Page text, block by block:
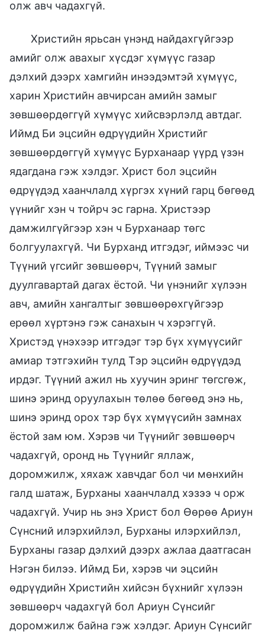
олж авч чадахгүй.
Христийн ярьсан үнэнд найдахгүйгээр
амийг олж авахыг хүсдэг хүмүүс газар
дэлхий дээрх хамгийн инээдэмтэй хүмүүс,
харин Христийн авчирсан амийн замыг
зөвшөөрдөггүй хүмүүс хийсвэрлэлд автдаг.
Иймд Би эцсийн өдрүүдийн Христийг
зөвшөөрдөггүй хүмүүс Бурханаар үүрд үзэн
ядагдана гэж хэлдэг. Христ бол эцсийн
өдрүүдэд хаанчлалд хүргэх хүний гарц бөгөөд
үүнийг хэн ч тойрч эс гарна. Христээр
дамжилгүйгээр хэн ч Бурханаар төгс
болгуулахгүй. Чи Бурханд итгэдэг, иймээс чи
Түүний үгсийг зөвшөөрч, Түүний замыг
дуулгавартай дагах ёстой. Чи үнэнийг хүлээн
авч, амийн хангалтыг зөвшөөрөхгүйгээр
ерөөл хүртэнэ гэж санахын ч хэрэггүй.
Христэд үнэхээр итгэдэг тэр бүх хүмүүсийг
амиар тэтгэхийн тулд Тэр эцсийн өдрүүдэд
ирдэг. Түүний ажил нь хуучин эринг төгсгөж,
шинэ эринд оруулахын төлөө бөгөөд энэ нь,
шинэ эринд орох тэр бүх хүмүүсийн замнах
ёстой зам юм. Хэрэв чи Түүнийг зөвшөөрч
чадахгүй, оронд нь Түүнийг яллаж,
доромжилж, хяхаж хавчдаг бол чи мөнхийн
галд шатаж, Бурханы хаанчлалд хэзээ ч орж
чадахгүй. Учир нь энэ Христ бол Өөрөө Ариун
Сүнсний илэрхийлэл, Бурханы илэрхийлэл,
Бурханы газар дэлхий дээрх ажлаа даатгасан
Нэгэн билээ. Иймд Би, хэрэв чи эцсийн
өдрүүдийн Христийн хийсэн бүхнийг хүлээн
зөвшөөрч чадахгүй бол Ариун Сүнсийг
доромжилж байна гэж хэлдэг. Ариун Сүнсийг